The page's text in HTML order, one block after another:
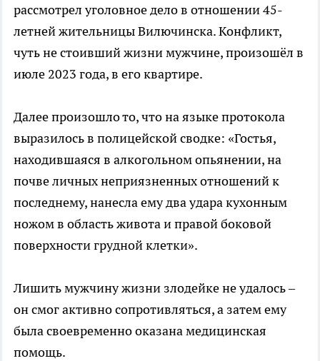
рассмотрел уголовное дело в отношении 45-
летней жительницы Вилючинска. Конфликт,
чуть не стоивший жизни мужчине, произошёл в
июле 2023 года, в его квартире.
Далее произошло то, что на языке протокола
выразилось в полицейской сводке: «Гостья,
находившаяся в алкогольном опьянении, на
почве личных неприязненных отношений к
последнему, нанесла ему два удара кухонным
ножом в область живота и правой боковой
поверхности грудной клетки».
Лишить мужчину жизни злодейке не удалось –
он смог активно сопротивляться, а затем ему
была своевременно оказана медицинская
помощь.